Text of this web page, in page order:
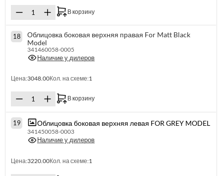
В корзину
18
Облицовка боковая верхняя правая For Matt Black
Model
341460058-0005
Наличие у дилеров
Цена:3048.00Кол. на схеме:1
В корзину
19 Облицовка боковая верхняя левая FOR GREY MODEL
341450058-0003
Наличие у дилеров
Цена:3220.00Кол. на схеме:1